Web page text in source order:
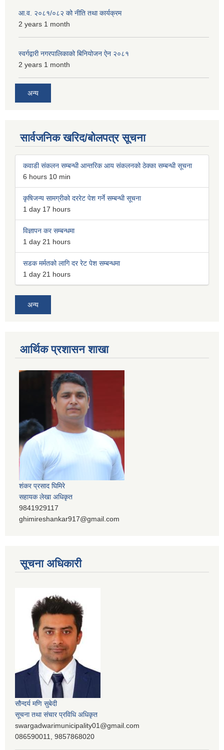
आ.व. २०८१/०८२ को नीति तथा कार्यक्रम
2 years 1 month
स्वर्गद्वारी नगरपालिकाको बिनियोजन ऐन २०८१
2 years 1 month
अन्य
सार्वजनिक खरिद/बोलपत्र सूचना
कवाडी संकलन सम्बन्धी आन्तरिक आय संकलनको ठेक्का सम्बन्धी सूचना
6 hours 10 min
कृषिजन्य सामग्रीको दररेट पेश गर्ने सम्बन्धी सूचना
1 day 17 hours
विज्ञापन कर सम्बन्धमा
1 day 21 hours
सडक मर्मतको लागि दर रेट पेश सम्बन्धमा
1 day 21 hours
अन्य
आर्थिक प्रशासन शाखा
शंकर प्रसाद घिमिरे
सहायक लेखा अधिकृत
9841929117
ghimireshankar917@gmail.com
सूचना अधिकारी
सौन्दर्य मणि सुबेदी
सूचना तथा संचार प्रविधि अधिकृत
swargadwarimunicipality01@gmail.com
086590011, 9857868020